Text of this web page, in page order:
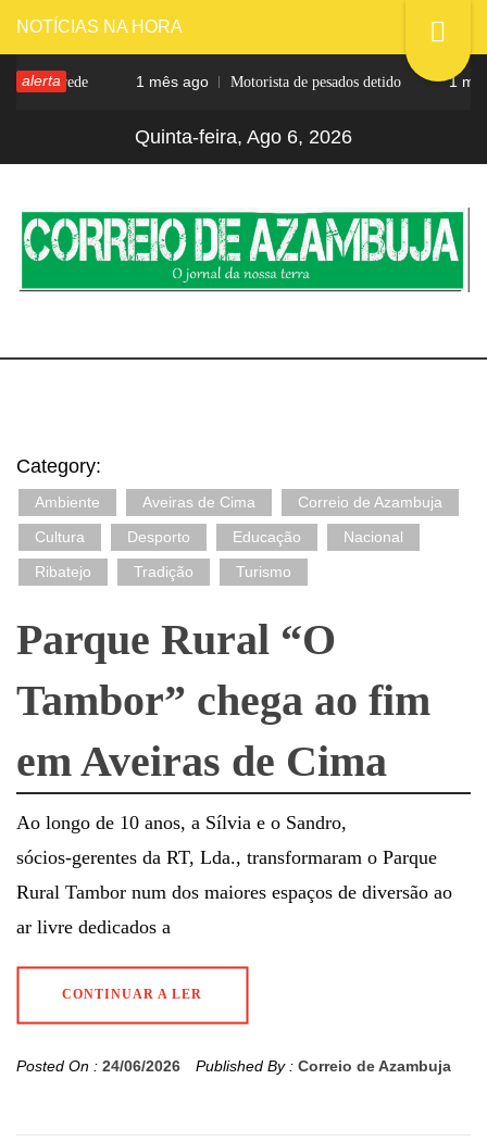
Skip
to
content
NOTÍCIAS NA HORA
alerta
na rede 1 mês ago Motorista de pesados detido 1 mês ago
Quinta-feira, Ago 6, 2026
CORREIO DE
O jornal da nossa terra
Category:
Ambiente Aveiras de Cima
Correio de Azambuja
Cultura
Desporto Educação
Nacional
Ribatejo
Tradição Turismo
Parque Rural “O
Tambor” chega ao fim
em Aveiras de Cima
Ao longo de 10 anos, a Sílvia e o Sandro,
sócios‑gerentes da RT, Lda., transformaram o Parque
Rural Tambor num dos maiores espaços de diversão ao
ar livre dedicados a
CONTINUAR A LER
Posted On : 24/06/2026 Published By : Correio de Azambuja